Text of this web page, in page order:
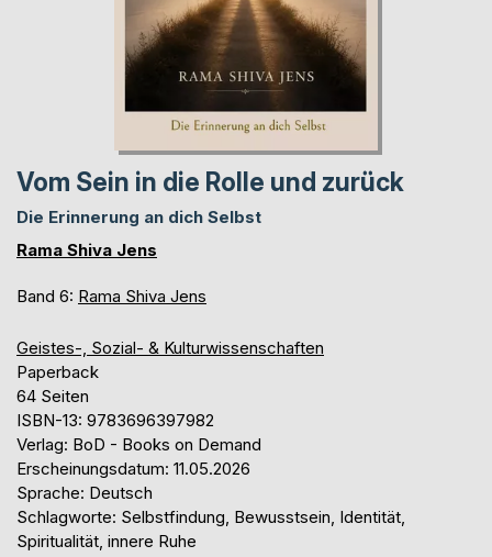
Vom Sein in die Rolle und zurück
Die Erinnerung an dich Selbst
Rama Shiva Jens
Band 6: Rama Shiva Jens
Geistes-, Sozial- & Kulturwissenschaften
Paperback
64 Seiten
ISBN-13: 9783696397982
Verlag: BoD - Books on Demand
Erscheinungsdatum: 11.05.2026
Sprache: Deutsch
Schlagworte: Selbstfindung, Bewusstsein, Identität,
Spiritualität, innere Ruhe